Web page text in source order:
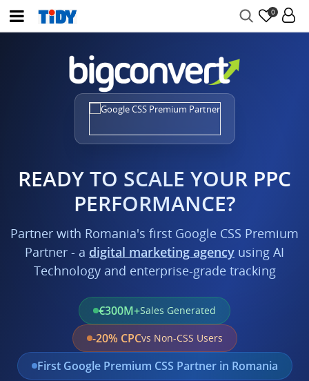
0
READY TO SCALE YOUR PPC
PERFORMANCE?
Partner with Romania's first Google CSS Premium
Partner - a digital marketing agency using AI
Technology and enterprise-grade tracking
€300M+Sales Generated
-20% CPCvs Non-CSS Users
First Google Premium CSS Partner in Romania